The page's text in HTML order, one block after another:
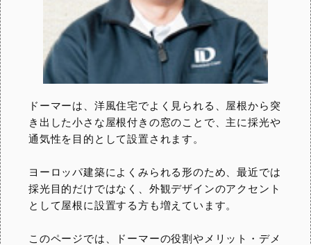
ドーマーは、洋風住宅でよく見られる、屋根から突
き出した小さな屋根付きの窓のことで、主に採光や
通気性を目的として設置されます。
ヨーロッパ建築によくみられる形のため、最近では
採光目的だけではなく、外観デザインのアクセント
として屋根に設置する方も増えています。
このページでは、ドーマーの役割やメリット・デメ